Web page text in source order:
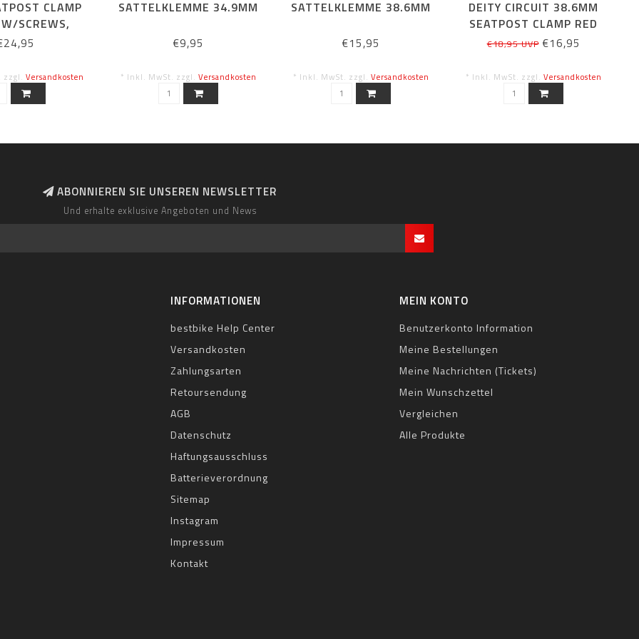
CLAMP
SCREWS,
zzgl. Versandkosten
SATTELKLEMME 34.9MM
€9,95
* Inkl. MwSt. zzgl. Versandkosten
SATTELKLEMME 38.6MM
€15,95
* Inkl. MwSt. zzgl. Versandkosten
DEITY CIRCUIT 38.6MM
SEATPOST CLAMP RED
€18,95 UVP€16,95
* Inkl. MwSt. zzgl. Versandkosten
ABONNIEREN SIE UNSEREN NEWSLETTER
Und erhalte exklusive Angeboten und News
INFORMATIONEN
bestbike Help Center
Versandkosten
Zahlungsarten
Retoursendung
AGB
Datenschutz
Haftungsausschluss
Batterieverordnung
Sitemap
Instagram
Impressum
Kontakt
MEIN KONTO
Benutzerkonto Information
Meine Bestellungen
Meine Nachrichten (Tickets)
Mein Wunschzettel
Vergleichen
Alle Produkte